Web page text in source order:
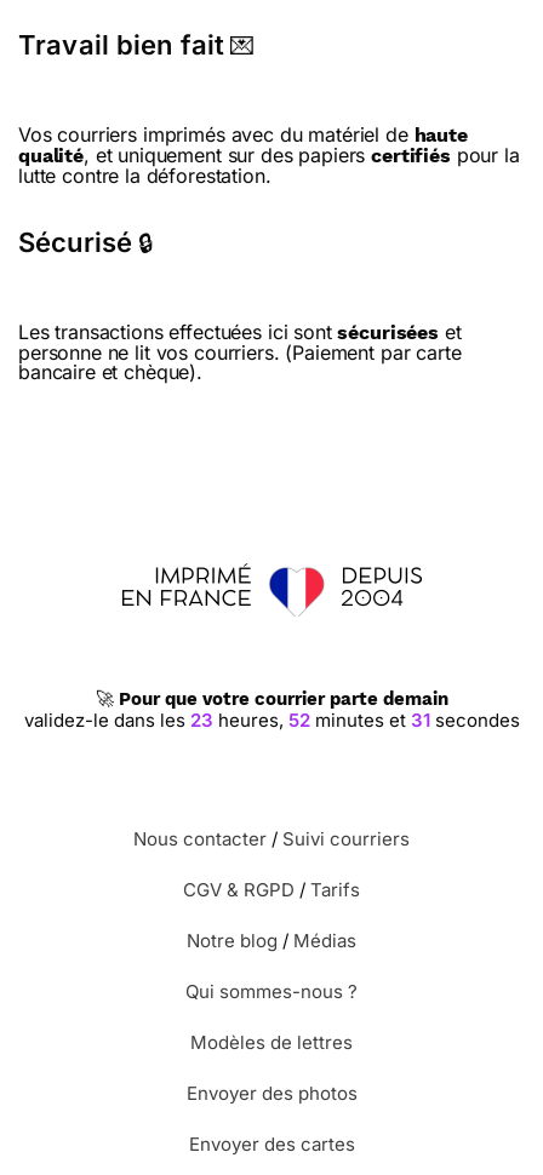
Travail bien fait 💌
Vos courriers imprimés avec du matériel de haute
qualité, et uniquement sur des papierscertifiés pour la
lutte contre la déforestation.
Sécurisé 🔒
Les transactions effectuées ici sontsécurisées et
personne ne lit vos courriers. (Paiement par carte
bancaire et chèque).
🚀 Pour que votre courrier parte demain
validez-le dans les 23heures, 52minutes et 30 secondes
Nous contacter / Suivi courriers
CGV & RGPD / Tarifs
Notre blog / Médias
Qui sommes-nous ?
Modèles de lettres
Envoyer des photos
Envoyer des cartes